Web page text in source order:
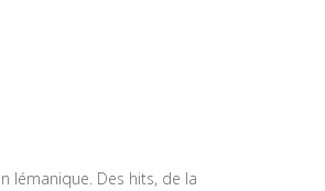
lémanique. Des hits, de la